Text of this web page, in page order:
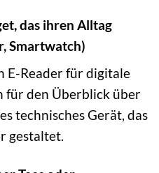
das ihren Alltag
Smartwatch)
E-Reader für digitale
für den Überblick über
technisches Gerät, das
gestaltet.